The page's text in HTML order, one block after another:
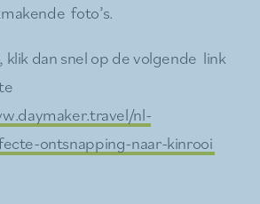
foto’s.
dan snel op de volgende link
nl-
ontsnapping-naar-kinrooi